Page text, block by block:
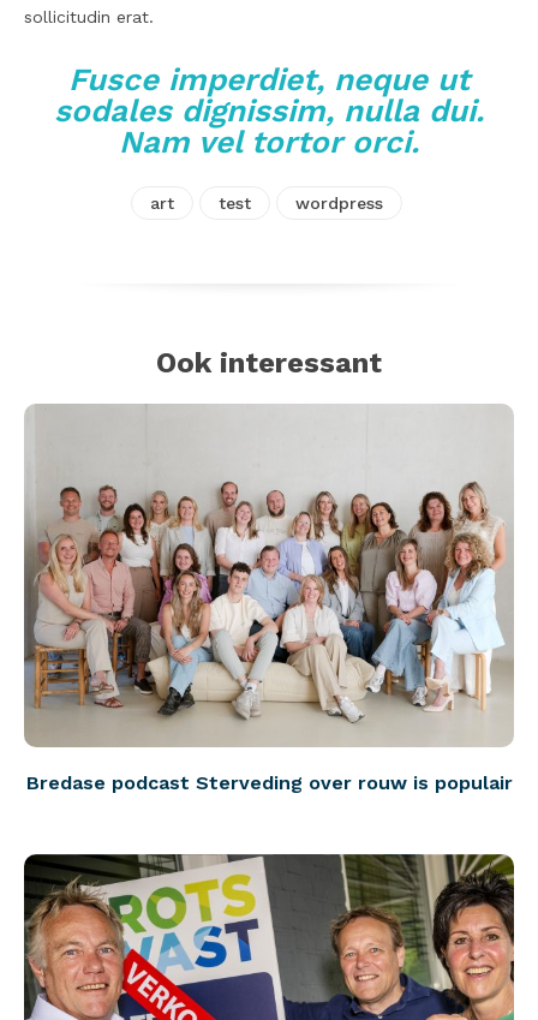
sollicitudin erat.
Fusce imperdiet, neque ut
sodales dignissim, nulla dui.
Nam vel tortor orci.
art test wordpress
Ook interessant
Bredase podcast Sterveding over rouw is populair